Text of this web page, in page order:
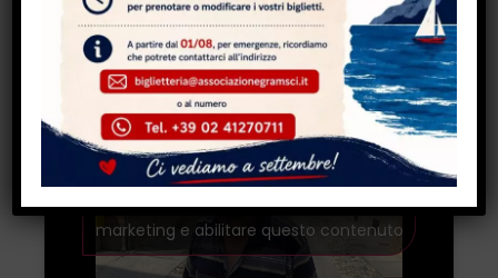
Fai clic per accettare i cookie
marketing e abilitare questo contenuto